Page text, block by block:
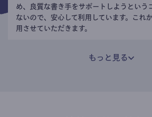
め、良質な書き手をサポートしようという
ないので、安心して利用しています。これ
用させていただきます。
もっと見る